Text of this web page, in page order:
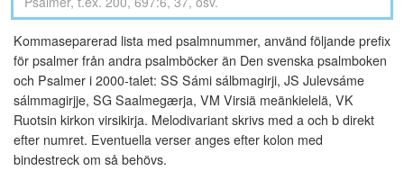
Kommaseparerad lista med psalmnummer, använd följande prefix
för psalmer från andra psalmböcker än Den svenska psalmboken
och Psalmer i 2000-talet: SS Sámi sálbmagirji, JS Julevsáme
sálmmagirjje, SG Saalmegærja, VM Virsiä meänkielelä, VK
Ruotsin kirkon virsikirja. Melodivariant skrivs med a och b direkt
efter numret. Eventuella verser anges efter kolon med
bindestreck om så behövs.